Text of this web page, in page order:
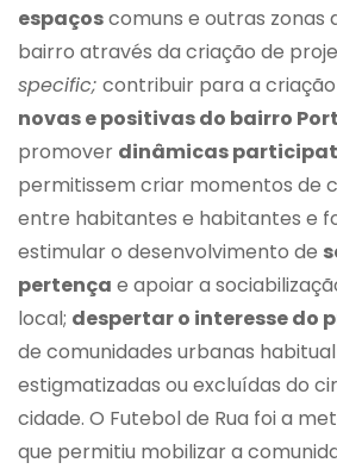
espaçoscomuns e outras zonas
bairro através da criação de
specific; contribuir para a
novas e positivas do bairro
promover dinâmicas
permitissem criar momentos de
entre habitantes e habitantes e
estimular o desenvolvimento de
pertença e apoiar a
local; despertar o interesse do
de comunidades urbanas
estigmatizadas ou excluídas do
cidade. O Futebol de Rua foi a
que permitiu mobilizar a